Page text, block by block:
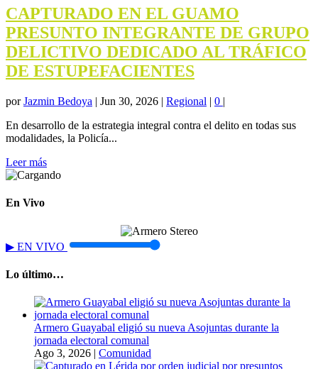
CAPTURADO EN EL GUAMO
PRESUNTO INTEGRANTE DE GRUPO
DELICTIVO DEDICADO AL TRÁFICO
DE ESTUPEFACIENTES
porJazmin Bedoya | Jun 30, 2026 | Regional | 0 |
En desarrollo de la estrategia integral contra el delito en todas sus
modalidades, la Policía...
Leer más
En Vivo
▶ EN VIVO
Lo último…
Armero Guayabal eligió su nueva Asojuntas durante la
jornada electoral comunal
Ago 3, 2026 | Comunidad